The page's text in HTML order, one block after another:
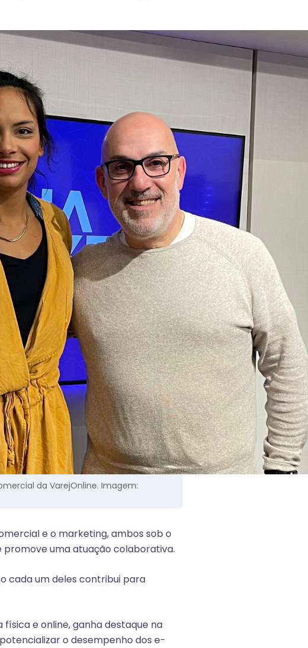
da VarejOnline. Imagem:
e o marketing, ambos sob o
promove uma atuação colaborativa.
cada um deles contribui para
e online, ganha destaque na
o desempenho dos e-